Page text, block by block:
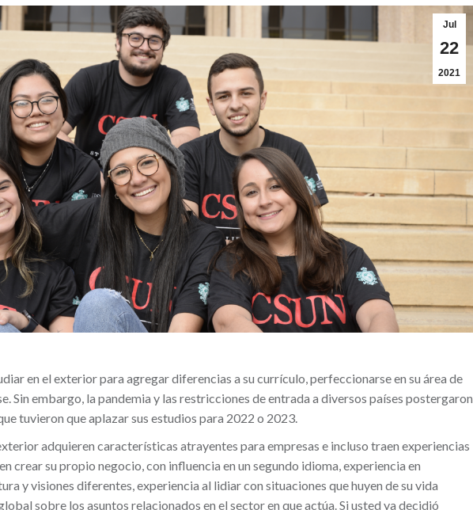
Jul
22
2021
en el exterior para agregar diferencias a su currículo, perfeccionarse en su área de
Sin embargo, la pandemia y las restricciones de entrada a diversos países postergaron
tuvieron que aplazar sus estudios para 2022 o 2023.
adquieren características atrayentes para empresas e incluso traen experiencias
crear su propio negocio, con influencia en un segundo idioma, experiencia en
y visiones diferentes, experiencia al lidiar con situaciones que huyen de su vida
sobre los asuntos relacionados en el sector en que actúa. Si usted ya decidió